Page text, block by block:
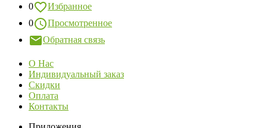
0
Избранное
0
Просмотренное
Обратная связь
О Нас
Индивидуальный заказ
Скидки
Оплата
Контакты